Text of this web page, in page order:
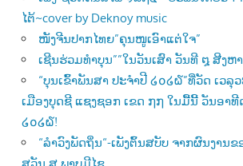
ໄຕ້~cover by Deknoy music
ໜັງຈີນປາກໄທຍ”ຄຸນໜູເອົາແຕ່ໃຈ”
ເຊີນຮ່ວມທຳບຸນ””ໃນວັນເສົາ ວັນທີ ໘ ສີງຫ
“ບຸນເຂົ້າພັນສາ ປະຈຳປີ ໒໐໒໖”ທີ່ວັດ ເວລຸ
ເມືອງບຸດຊີ ແຊງຊອກ ເຂດ ໗໗ ໃນມື້ນີ້ ວັນອາ
໒໐໒໖!
“ລຳວົງພັດຖິ່ນ“-ເພັງຕົ້ນສບັບ ຈາກຜົນງານຂ